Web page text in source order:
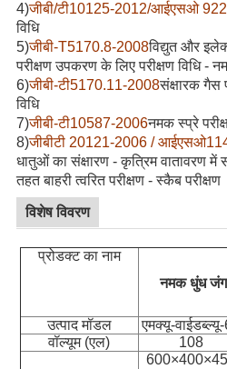
4)जीबी/टी10125-2012/आईएसओ
विधि
5)जीबी-T5170.8-2008विद्युत और
परीक्षण उपकरण के लिए परीक्षण विधि -
6)जीबी-टी5170.11-2008संक्षारक गैस
विधि
7)जीबी-टी10587-2006नमक स्प्रे
8)जीबीटी 20121-2006 /
धातुओं का संक्षारण - कृत्रिम वातावरण में
तहत बाहरी त्वरित परीक्षण - स्कैब परीक्षण
विशेष विवरण
प्रोडक्ट का नाम
नमक धुंध जंग
उत्पाद मॉडल एमक्यू-
वॉल्यूम (एल)
108